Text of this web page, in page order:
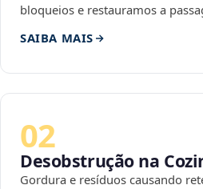
bloqueios e restauramos a
SAIBA MAIS
02
Desobstrução na
Gordura e resíduos causando